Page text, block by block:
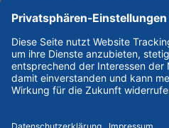
ESSKA International
new new